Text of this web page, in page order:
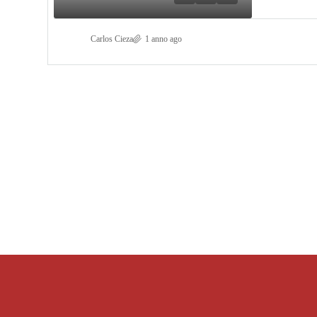
Carlos Cieza 1 anno ago